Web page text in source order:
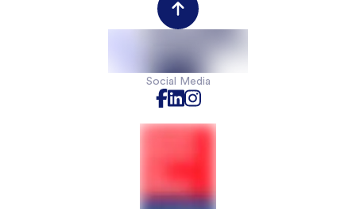
Social Media